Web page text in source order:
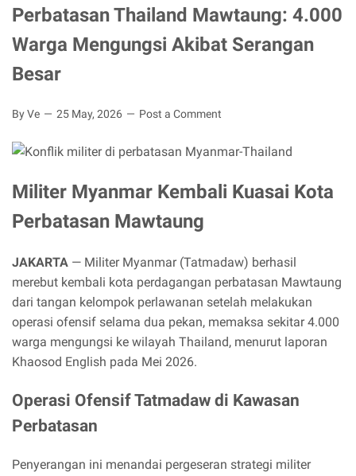
Perbatasan Thailand Mawtaung: 4.000
Warga Mengungsi Akibat Serangan
Besar
By Ve 25 May, 2026 Post a Comment
Militer Myanmar Kembali Kuasai Kota
Perbatasan Mawtaung
JAKARTA — Militer Myanmar (Tatmadaw) berhasil
merebut kembali kota perdagangan perbatasan Mawtaung
dari tangan kelompok perlawanan setelah melakukan
operasi ofensif selama dua pekan, memaksa sekitar 4.000
warga mengungsi ke wilayah Thailand, menurut laporan
Khaosod English pada Mei 2026.
Operasi Ofensif Tatmadaw di Kawasan
Perbatasan
Penyerangan ini menandai pergeseran strategi militer